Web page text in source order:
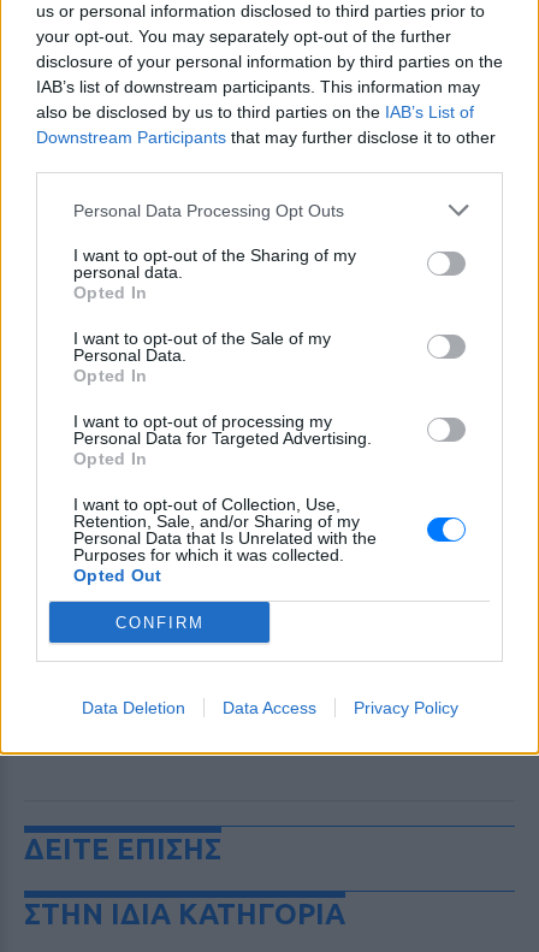
us or personal information disclosed to third parties prior to
your opt-out. You may separately opt-out of the further
disclosure of your personal information by third parties on the
IAB’s list of downstream participants. This information may
also be disclosed by us to third parties on the IAB’s List of
Downstream Participants that may further disclose it to other
Personal Data Processing Opt Outs
I want to opt-out of the Sharing of my
personal data.
Opted In
I want to opt-out of the Sale of my
Personal Data.
Opted In
I want to opt-out of processing my
Personal Data for Targeted Advertising.
Opted In
I want to opt-out of Collection, Use,
Retention, Sale, and/or Sharing of my
Personal Data that Is Unrelated with the
Purposes for which it was collected.
Opted Out
CONFIRM
Data Deletion Data Access Privacy Policy
Ακολουθήστε το E-Radio.gr στο Google News
και μάθετε πρώτοι
τα πιο hot νέα
Διαβάστε περισσότερα θέματα γιαΜόδα ,
Ομορφιά,Σχέσειςκαι φυσικάCelebrities στο νέο
Pink.gr!
Ακολουθήστε το E-Radio.gr και στο Instagram
ΔΙΑΦΗΜΙΣΗ
ΔΕΙΤΕ ΕΠΙΣΗΣ
ΣΤΗΝ ΙΔΙΑ ΚΑΤΗΓΟΡΙΑ